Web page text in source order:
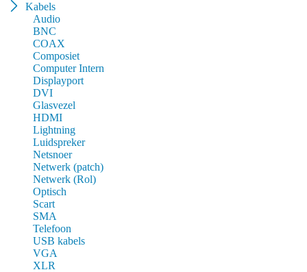
Kabels
Audio
BNC
COAX
Composiet
Computer Intern
Displayport
DVI
Glasvezel
HDMI
Lightning
Luidspreker
Netsnoer
Netwerk (patch)
Netwerk (Rol)
Optisch
Scart
SMA
Telefoon
USB kabels
VGA
XLR